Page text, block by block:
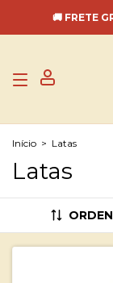
🚚 FRETE
Início > Latas
Latas